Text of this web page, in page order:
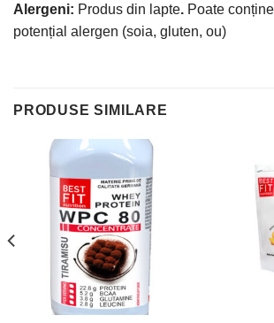
Alergeni: Produs din lapte. Poate
potențial alergen (soia, gluten, ou)
PRODUSE SIMILARE